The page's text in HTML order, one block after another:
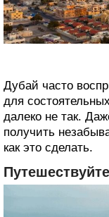
Дубай часто
для
далеко не так.
получить
как это сделать.